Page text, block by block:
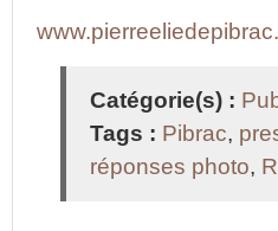
Catégorie(s) :
Tags : Pibrac,
réponses photo,